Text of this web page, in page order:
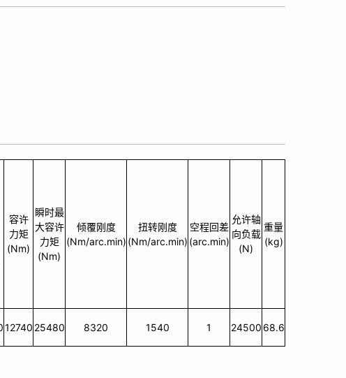
容许
力矩
(Nm)
瞬时最
大容许
力矩
(Nm)
倾覆刚度
(Nm/arc.min)
扭转刚度
(Nm/arc.min)
空程回差
(arc.min)
允许轴
向负载
(N)
重量
(kg)
12740 25480 8320 1540 1 24500 68.6